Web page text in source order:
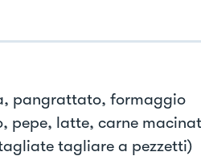
pangrattato, formaggio
pepe, latte, carne
tagliare a pezzetti)